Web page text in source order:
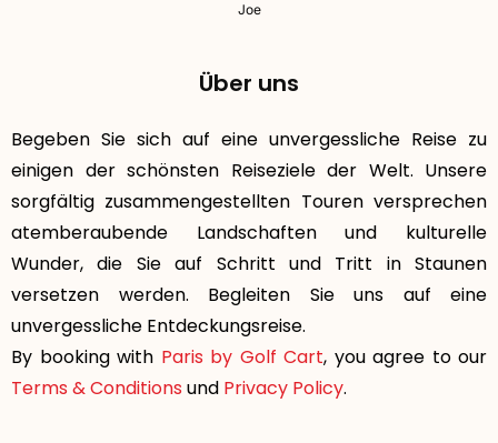
Joe
Über uns
Begeben Sie sich auf eine unvergessliche Reise zu
einigen der schönsten Reiseziele der Welt. Unsere
sorgfältig zusammengestellten Touren versprechen
atemberaubende Landschaften und kulturelle
Wunder, die Sie auf Schritt und Tritt in Staunen
versetzen werden. Begleiten Sie uns auf eine
unvergessliche Entdeckungsreise.
By booking with Paris by Golf Cart, you agree to our
Terms & Conditions und Privacy Policy.